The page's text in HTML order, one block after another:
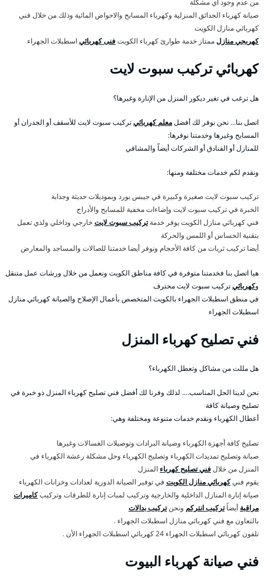
من عدم وجود أي مشكلة
صيانة كهرباء الحدائق المنزلية وكهرباء المسابح والاحواض المائية وذلك من خلال فني
كهربائي منازل الكويت
كهربجي منازلممتاز خدمة طوارئ كهرباء الكويتفنى كهربائياسطبلات الجهراء
كهربائي تركيب سبوت لايت
هل ترغب في تغير ديكور المنزل من الإنارة وغيرها؟
اتصل بنا… نحن نوفر لك أفضلمعلم كهربائيتركيب سبوت لايت للأسقف أو الجدران أو
المسابح وغيرها وخدمتنا نوفرها:
للمنازل أو الفنادق أو الشركات أيضاً والمشافي
ونقدم لكم خدمات مختلفة ومنها:
تركيب سبوت لايت صغيرة وكبيرة في جيبس بورد وبموديلات حديثة وجذابة
الخبرة في تركيب سبوت لايت وإضاءات مخفية للمسابح والأدراج
فني كهربائي منازل الكويت يوفر خدمةتركيب سبوت لايتخارجي وداخلي ولذي تعمل
بتقنية الحساس أو اللمس والحركة
أيضا تركيب ثريات من كافة الأحجام ونوفر أيضا خدمتنا للصالات والمساجد والمعارض
هيا اتصل بنا فخدمتنا متوفرة في كافة مناطق الكويت ونعمل من خلال ورشات عمل متنقل
وكهربائيتركيب سبوت لايت محترف
في منطق اسطبلات الجهراء بالكويت المتخصص بأعمال الإصلاح والصيانة كهربائي منازل
اسطبلات الجهراء
فني تصليح كهرباء المنزل
هل مللت من مشاكل وتعطل الكهرباء؟
نحن لدينا الحل المناسب…. لذلك وفرنا لك أفضل فني تصليح كهرباء المنزل ذو خبرة في
تصليح وصيانة كافة
أعطال الكهرباء ونقدم خدمات متنوعة ومختلفة وهي:
تصليح كافة أجهزة الكهرباء وصيانة البرادات وتوصيلات الغسالات وغيرها
صيانة وتصليح تمديدات الكهرباء وتصليح الكهرباء وحل مشكلة رعشة الكهرباء في
المنزل من خلالفني تصليح كهرباء المنزل
يقوم فنيكهربائي منازل الكويت في توفير الصيانة الدورية لعدادات وخزانات الكهرباء
صيانة إنارة المنازل الداخلية والخارجية وتركيب لمبات إنارة للطرقات وتركيبكاميرات
مراقبة أيضاًتركيب انتركم ونحنتركيب بدالات
بالتعاون مع فني كهربائي منازل اسطبلات الجهراء .
تلفون كهربائي اسطبلات الجهراء 24 كهربائي اسطبلات الجهراء الأن .
فني صيانة كهرباء البيوت